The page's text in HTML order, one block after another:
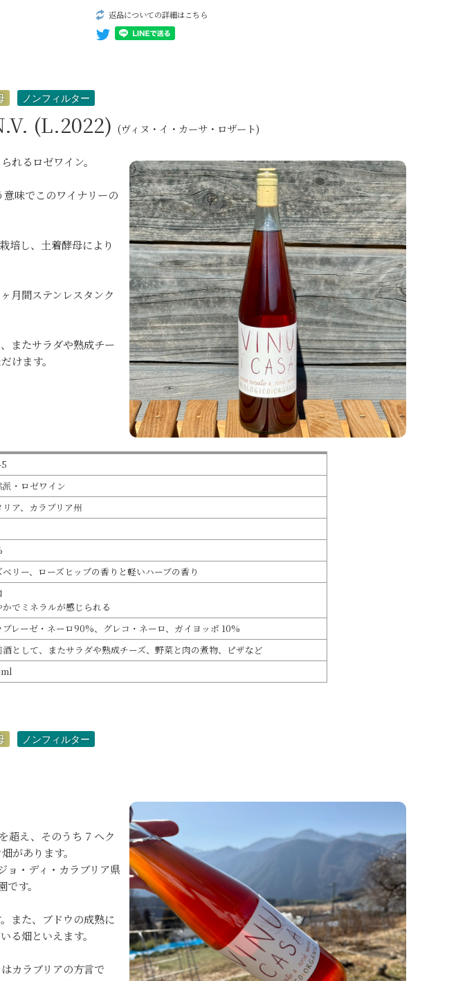
返品についての詳細はこちら
ノンフィルター
(L.2022) (ヴィヌ・イ・カーサ・ロザート)
れるロゼワイン。
味でこのワイナリーの
培し、土着酵母により
月間ステンレスタンク
またサラダや熟成チー
けます。
派・ロゼワイン
リア、カラブリア州
ベリー、ローズヒップの香りと軽いハーブの香り
かでミネラルが感じられる
ブレーゼ・ネーロ90%、グレコ・ネーロ、ガイヨッポ 10%
酒として、またサラダや熟成チーズ、野菜と肉の煮物、ピザなど
ノンフィルター
超え、そのうち 7 ヘク
があります。
ョ・ディ・カラブリア県
す。
また、ブドウの成熟に
る畑といえます。
カラブリアの方言で